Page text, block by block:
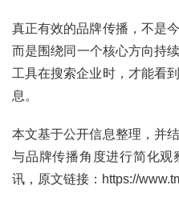
真正有效的品牌传播，不是
而是围绕同一个核心方向持
工具在搜索企业时，才能看
息。
本文基于公开信息整理，并
与品牌传播角度进行简化观
讯，原文链接：https://